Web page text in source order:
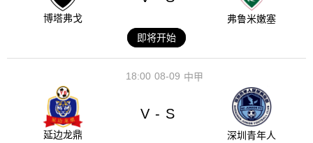
博塔弗戈
弗鲁米嫩塞
即将开始
08-09
18:00 中甲
延边龙鼎
V - S
深圳青年人